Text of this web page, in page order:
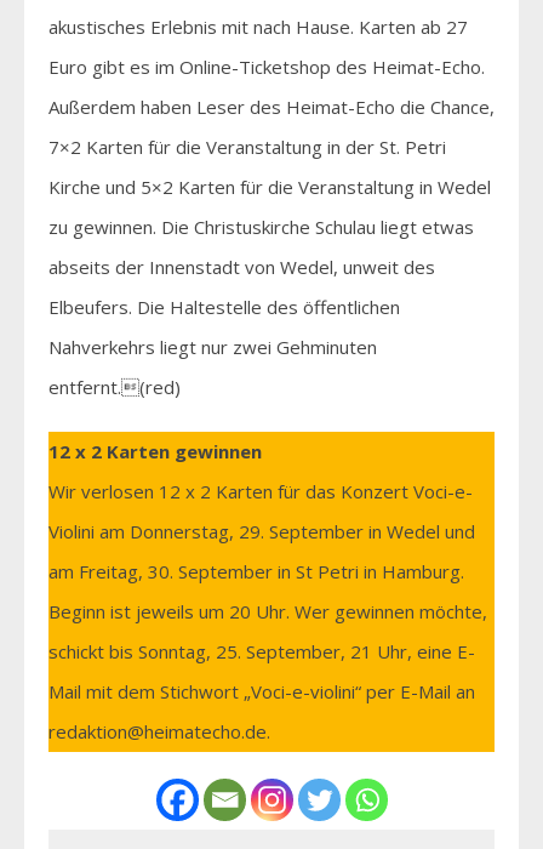
akustisches Erlebnis mit nach Hause. Karten ab 27
Euro gibt es im Online-Ticketshop des Heimat-Echo.
Außerdem haben Leser des Heimat-Echo die Chance,
7×2 Karten für die Veranstaltung in der St. Petri
Kirche und 5×2 Karten für die Veranstaltung in Wedel
zu gewinnen. Die Christuskirche Schulau liegt etwas
abseits der Innenstadt von Wedel, unweit des
Elbeufers. Die Haltestelle des öffentlichen
Nahverkehrs liegt nur zwei Gehminuten
entfernt.(red)
12 x 2 Karten gewinnen
Wir verlosen 12 x 2 Karten für das Konzert Voci-e-
Violini am Donnerstag, 29. September in Wedel und
am Freitag, 30. September in St Petri in Hamburg.
Beginn ist jeweils um 20 Uhr. Wer gewinnen möchte,
schickt bis Sonntag, 25. September, 21 Uhr, eine E-
Mail mit dem Stichwort „Voci-e-violini“ per E-Mail an
redaktion@heimatecho.de.